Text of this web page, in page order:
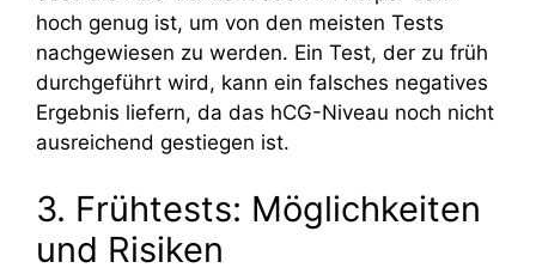
hoch genug ist, um von den meisten Tests
nachgewiesen zu werden. Ein Test, der zu früh
durchgeführt wird, kann ein falsches negatives
Ergebnis liefern, da das hCG-Niveau noch nicht
ausreichend gestiegen ist.
3. Frühtests: Möglichkeiten
und Risiken